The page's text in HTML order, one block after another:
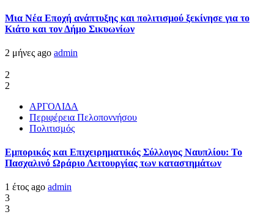
Μια Νέα Εποχή ανάπτυξης και πολιτισμού ξεκίνησε για το
Κιάτο και τον Δήμο Σικυωνίων
2 μήνες ago admin
2
2
ΑΡΓΟΛΙΔΑ
Περιφέρεια Πελοποννήσου
Πολιτισμός
Εμπορικός και Επιχειρηματικός Σύλλογος Ναυπλίου: Το
Πασχαλινό Ωράριο Λειτουργίας των καταστημάτων
1 έτος ago admin
3
3